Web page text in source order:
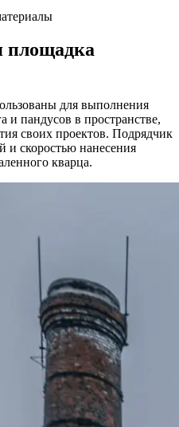
площадка
для выполнения
и пандусов в пространстве,
своих проектов. Подрядчик
и скоростью нанесения
кварца.